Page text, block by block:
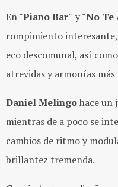
En"Piano Bar" y"No Te
rompimiento
eco descomunal, así
atrevidas y armonías más
Daniel Melingohace un
mientras de a poco se
cambios de ritmo y
brillantez tremenda.